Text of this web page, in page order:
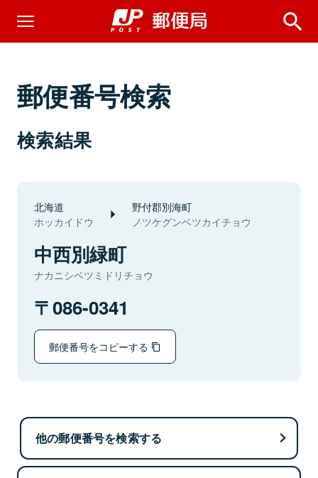
郵便番号検索
検索結果
北海道
ホッカイドウ
野付郡別海町
ノツケグンベツカイチョウ
中西別緑町
ナカニシベツミドリチョウ
086-0341
郵便番号をコピーする
他の郵便番号を検索する